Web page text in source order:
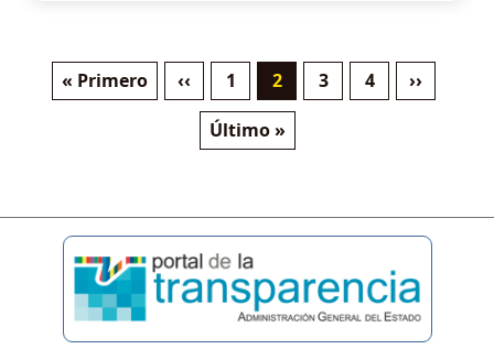
Primera página
« Primero Página anterior
‹‹ Página
1 Página actual
2 Página
3 Página
4
››
Última página
Último »